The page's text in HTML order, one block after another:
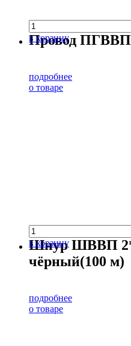
в корзину
Провод ПГВВП
подробнее
о товаре
в корзину
Шнур ШВВП
чёрный(100 м)
подробнее
о товаре